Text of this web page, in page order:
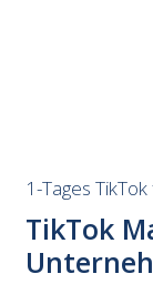
1-Tages
TikTok